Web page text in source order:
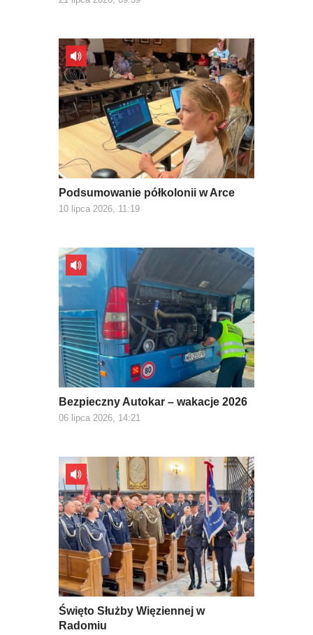
Podsumowanie półkolonii w Arce
10 lipca 2026, 11:19
Bezpieczny Autokar – wakacje 2026
06 lipca 2026, 14:21
Święto Służby Więziennej w
Radomiu